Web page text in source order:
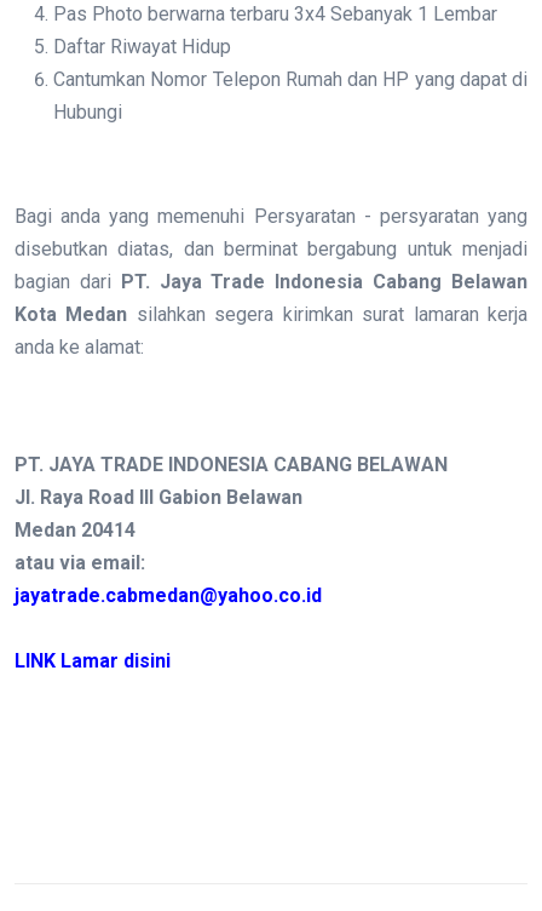
Pas Photo berwarna terbaru 3x4 Sebanyak 1 Lembar
Daftar Riwayat Hidup
Cantumkan Nomor Telepon Rumah dan HP yang dapat di
Hubungi
Bagi anda yang memenuhi Persyaratan - persyaratan yang
disebutkan diatas, dan berminat bergabung untuk menjadi
bagian dari PT. Jaya Trade Indonesia Cabang Belawan
Kota Medan silahkan segera kirimkan surat lamaran kerja
anda ke alamat:
PT. JAYA TRADE INDONESIA CABANG BELAWAN
Jl. Raya Road III Gabion Belawan
Medan 20414
atau via email:
jayatrade.cabmedan@yahoo.co.id
LINK Lamar disini